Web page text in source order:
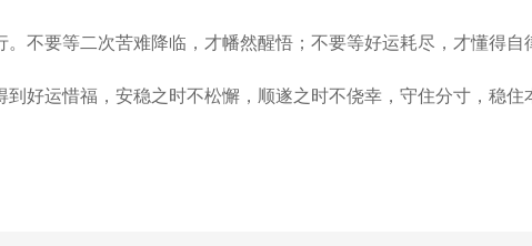
不要等二次苦难降临，才幡然醒悟；不要等好运耗尽，才懂得自
好运惜福，安稳之时不松懈，顺遂之时不侥幸，守住分寸，稳住